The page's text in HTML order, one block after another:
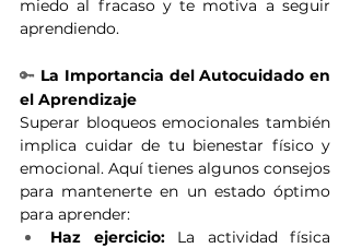
miedo al fracaso y te motiva a seguir
aprendiendo.
🔑 La Importancia del Autocuidado en
el Aprendizaje
Superar bloqueos emocionales también
implica cuidar de tu bienestar físico y
emocional. Aquí tienes algunos consejos
para mantenerte en un estado óptimo
para aprender:
Haz ejercicio: La actividad física